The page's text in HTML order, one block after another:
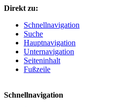
Direkt zu:
Schnellnavigation
Suche
Hauptnavigation
Unternavigation
Seiteninhalt
Fußzeile
Schnellnavigation